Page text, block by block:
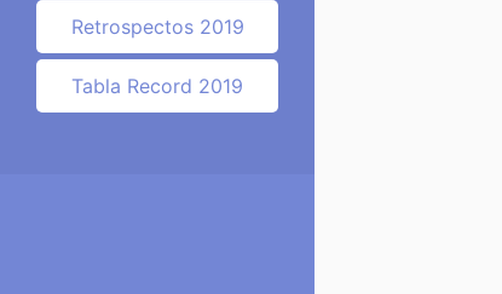
Retrospectos 2019
Tabla Record 2019